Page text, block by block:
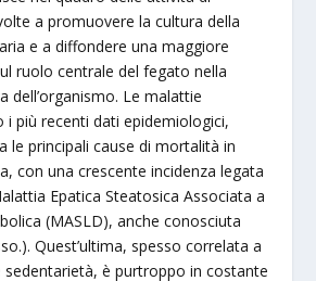
a promuovere la cultura della
e a diffondere una maggiore
ruolo centrale del fegato nella
dell’organismo. Le malattie
i più recenti dati epidemiologici,
le principali cause di mortalità in
con una crescente incidenza legata
Epatica Steatosica Associata a
(MASLD), anche conosciuta
Quest’ultima, spesso correlata a
sedentarietà, è purtroppo in costante